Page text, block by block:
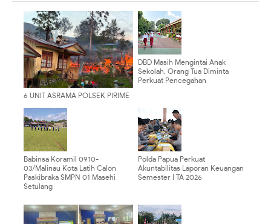
6 UNIT ASRAMA POLSEK PIRIME
LIDIK DUGAAN PEMBAKARAN
DBD Masih Mengintai Anak
Sekolah, Orang Tua Diminta
Perkuat Pencegahan
Babinsa Koramil 0910-
03/Malinau Kota Latih Calon
Paskibraka SMPN 01 Masehi
Setulang
Polda Papua Perkuat
Akuntabilitas Laporan Keuangan
Semester I TA 2026